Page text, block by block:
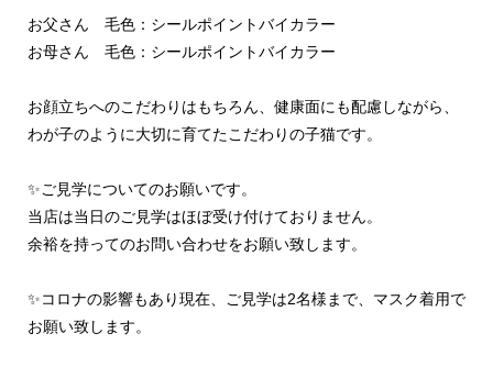
お父さん 毛色：シールポイントバイカラー
お母さん 毛色：シールポイントバイカラー
お顔立ちへのこだわりはもちろん、健康面にも配慮しながら、
わが子のように大切に育てたこだわりの子猫です。
✨ご見学についてのお願いです。
当店は当日のご見学はほぼ受け付けておりません。
余裕を持ってのお問い合わせをお願い致します。
✨コロナの影響もあり現在、ご見学は2名様まで、マスク着用で
お願い致します。